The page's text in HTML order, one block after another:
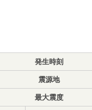
発生時刻
震源地
最大震度